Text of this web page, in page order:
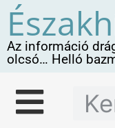
Az információ
olcsó… Helló